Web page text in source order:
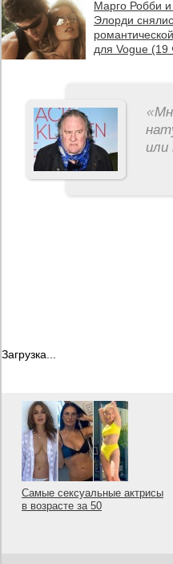
Марго Робби
Элорди
для Vogue
«
или
Загрузка...
Самые сексуальные актрисы
в возрасте за 50